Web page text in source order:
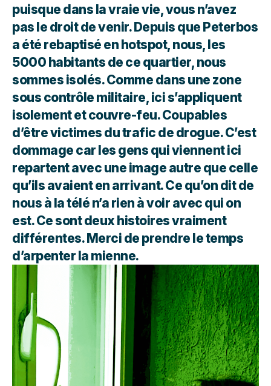
puisque dans la vraie vie, vous n’avez
pas le droit de venir. Depuis que Peterbos
a été rebaptisé en hotspot, nous, les
5000 habitants de ce quartier, nous
sommes isolés. Comme dans une zone
sous contrôle militaire, ici s’appliquent
isolement et couvre-feu. Coupables
d’être victimes du trafic de drogue. C’est
dommage car les gens qui viennent ici
repartent avec une image autre que celle
qu’ils avaient en arrivant. Ce qu’on dit de
nous à la télé n’a rien à voir avec qui on
est. Ce sont deux histoires vraiment
différentes. Merci de prendre le temps
d’arpenter la mienne.